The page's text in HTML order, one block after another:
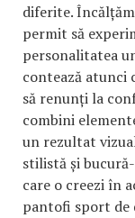
diferite.
permit să
personalitatea
contează atunci
să renunți la
combini
un rezultat
stilistă și
care o creezi în
pantofi sport de